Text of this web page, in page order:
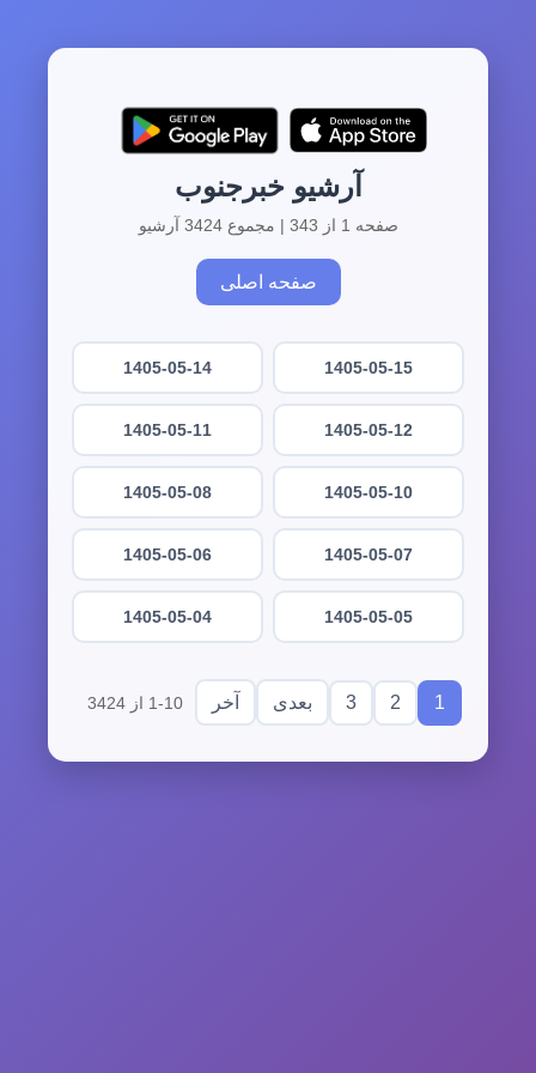
آرشیو خبرجنوب
صفحه 1 از 343 | مجموع 3424 آرشیو
صفحه اصلی
1405-05-15
1405-05-14
1405-05-12
1405-05-11
1405-05-10
1405-05-08
1405-05-07
1405-05-06
1405-05-05
1405-05-04
1
2
3 بعدی آخر 1-10 از 3424